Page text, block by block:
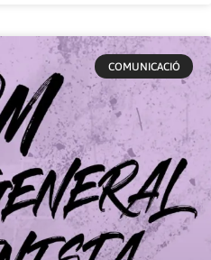
COMUNICACIÓ